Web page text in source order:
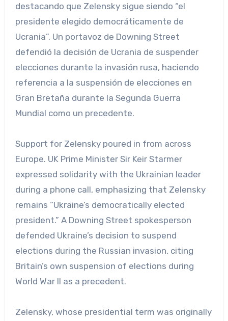
destacando que Zelensky sigue siendo “el
presidente elegido democráticamente de
Ucrania”. Un portavoz de Downing Street
defendió la decisión de Ucrania de suspender
elecciones durante la invasión rusa, haciendo
referencia a la suspensión de elecciones en
Gran Bretaña durante la Segunda Guerra
Mundial como un precedente.
Support for Zelensky poured in from across
Europe. UK Prime Minister Sir Keir Starmer
expressed solidarity with the Ukrainian leader
during a phone call, emphasizing that Zelensky
remains “Ukraine’s democratically elected
president.” A Downing Street spokesperson
defended Ukraine’s decision to suspend
elections during the Russian invasion, citing
Britain’s own suspension of elections during
World War II as a precedent.
Zelensky, whose presidential term was originally